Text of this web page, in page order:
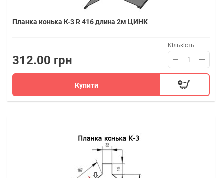
Планка конька К-3 R 416 длина 2м ЦИНК
312.00 грн
Кількість
Купити